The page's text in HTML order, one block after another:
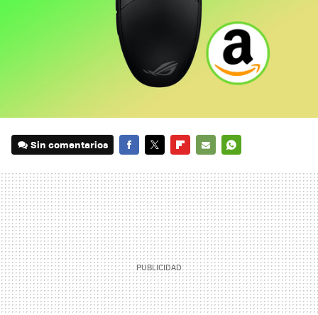
Sin comentarios
MAIL